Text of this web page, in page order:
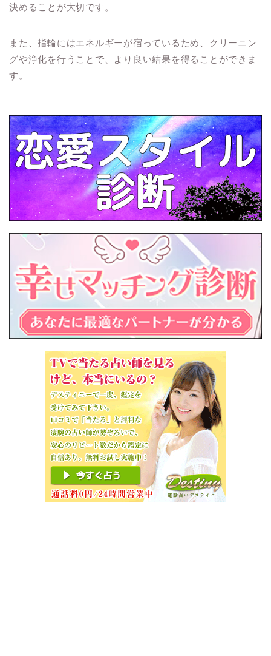
決めることが大切です。
また、指輪にはエネルギーが宿っているため、クリーニン
グや浄化を行うことで、より良い結果を得ることができま
す。